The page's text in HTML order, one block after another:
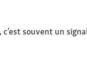
souvent un